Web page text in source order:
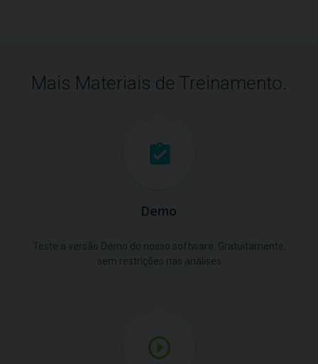
Mais Materiais de Treinamento.
Demo